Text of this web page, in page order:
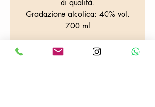
di qualità.
Gradazione alcolica: 40% vol.
700 ml